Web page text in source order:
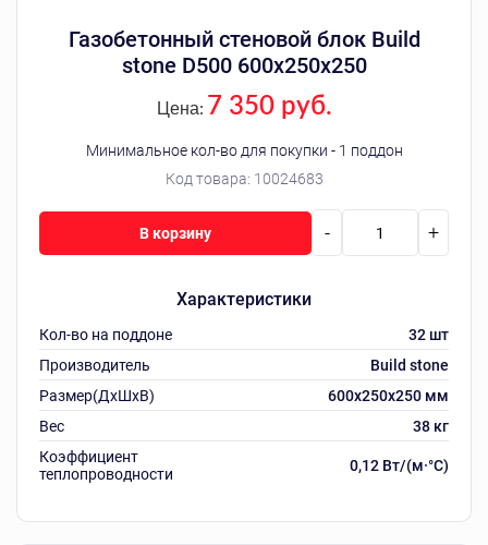
Газобетонный стеновой блок Build
stone D500 600х250х250
Код товара: 10024683
Цена: 7 350 руб.
Минимальное кол-во для покупки - 1 поддон
Характеристики
Кол-во на поддоне
32 шт
Производитель
Build stone
Размер(ДхШхВ)
600х250х250 мм
Вес
38 кг
Коэффициент
теплопроводности
0,12 Вт/(м·°C)
- +
В корзину